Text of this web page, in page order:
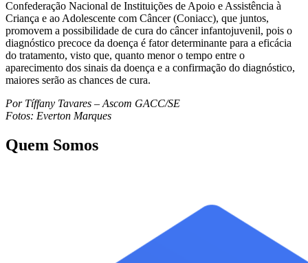
Confederação Nacional de Instituições de Apoio e Assistência à
Criança e ao Adolescente com Câncer (Coniacc), que juntos,
promovem a possibilidade de cura do câncer infantojuvenil, pois o
diagnóstico precoce da doença é fator determinante para a eficácia
do tratamento, visto que, quanto menor o tempo entre o
aparecimento dos sinais da doença e a confirmação do diagnóstico,
maiores serão as chances de cura.
Por Tíffany Tavares – Ascom GACC/SE
Fotos: Everton Marques
Quem Somos